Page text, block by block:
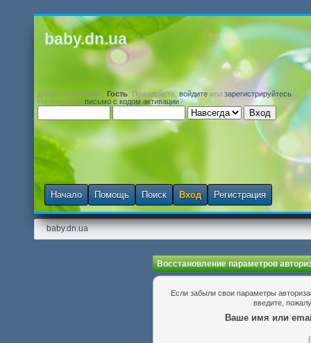
baby.dn.ua
Добро пожаловать, Гость . Пожалуйста,войдите или зарегистрируйтесь
Не получили письмо с кодом активации?
Начало Помощь Поиск Вход Регистрация
baby.dn.ua
Восстановление параметров
Если забыли свои параметры
введите,
Ваше имя или